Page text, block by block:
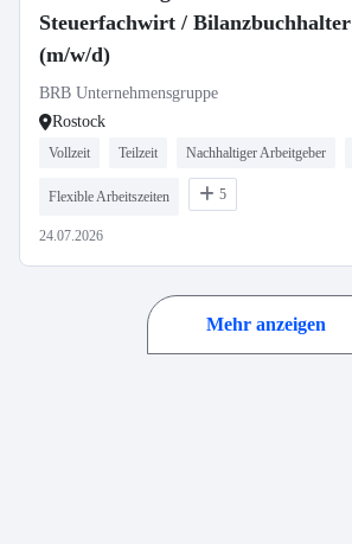
Steuerfachwirt / Bilanzbuchhalter
(m/w/d)
BRB Unternehmensgruppe
Rostock
Vollzeit Teilzeit Nachhaltiger Arbeitgeber
Flexible Arbeitszeiten 5
24.07.2026
Mehr anzeigen